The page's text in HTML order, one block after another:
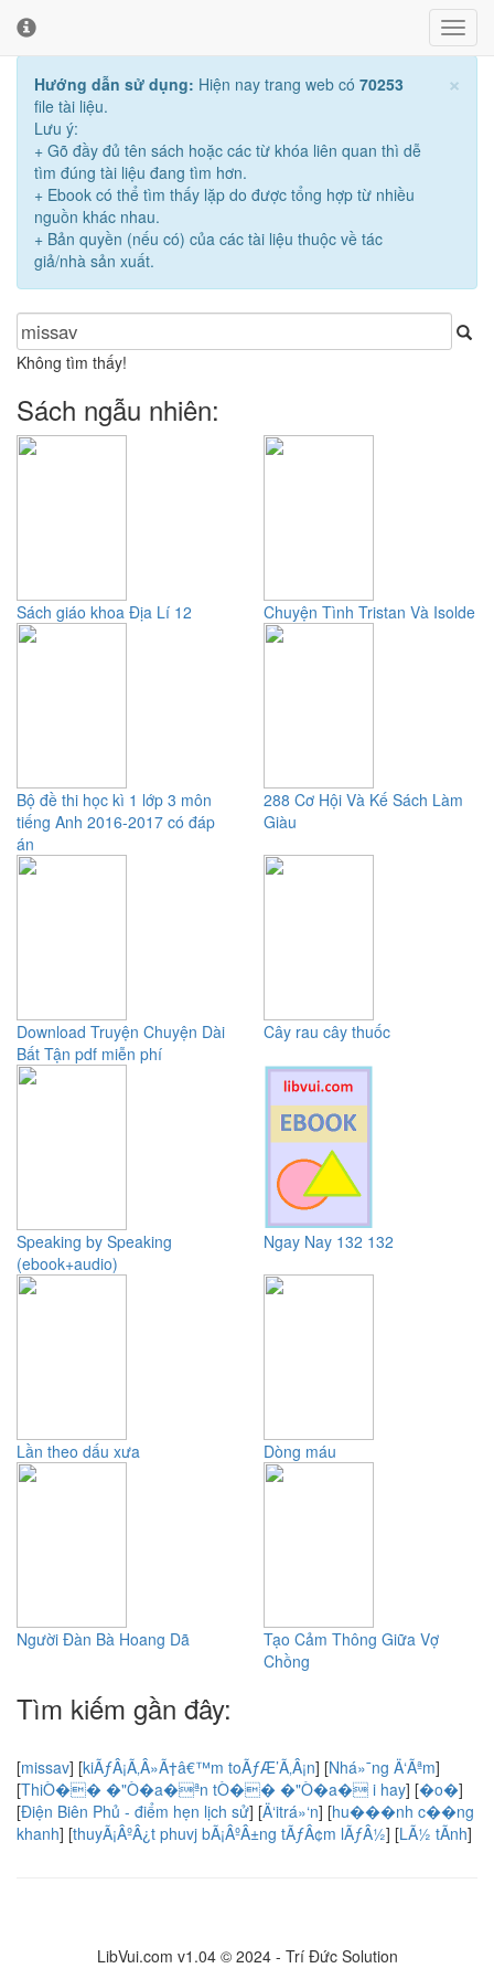
×
Hướng dẫn sử dụng: Hiện nay trang web có 70253
file tài liệu.
Lưu ý:
+ Gõ đầy đủ tên sách hoặc các từ khóa liên quan thì dễ
tìm đúng tài liệu đang tìm hơn.
+ Ebook có thể tìm thấy lặp do được tổng hợp từ nhiều
nguồn khác nhau.
+ Bản quyền (nếu có) của các tài liệu thuộc về tác
giả/nhà sản xuất.
Không tìm thấy!
Sách ngẫu nhiên:
Sách giáo khoa Địa Lí 12 Chuyện Tình Tristan Và Isolde
Bộ đề thi học kì 1 lớp 3 môn
tiếng Anh 2016-2017 có đáp
án
288 Cơ Hội Và Kế Sách Làm
Giàu
Download Truyện Chuyện Dài
Bất Tận pdf miễn phí
Cây rau cây thuốc
Speaking by Speaking
(ebook+audio)
Ngay Nay 132 132
Lần theo dấu xưa Dòng máu
Người Đàn Bà Hoang Dã
Tạo Cảm Thông Giữa Vợ
Chồng
Tìm kiếm gần đây:
[missav] [kiÃƒÂ¡Ã‚Â»Ã†â€™m toÃƒÆ’Ã‚Â¡n] [Nhá»¯ng Ä‘Ãªm]
[ThiÒ�� �"Ò�a�ªn tÒ�� �"Ò�a� i hay] [�o�]
[Điện Biên Phủ - điểm hẹn lịch sử] [Ä‘itrá»‘n] [hu���nh c��ng
khanh] [thuyÃ¡ÂºÂ¿t phuvj bÃ¡ÂºÂ±ng tÃƒÂ¢m lÃƒÂ½] [LÃ½ tÃnh]
LibVui.com v1.04 © 2024 - Trí Đức Solution